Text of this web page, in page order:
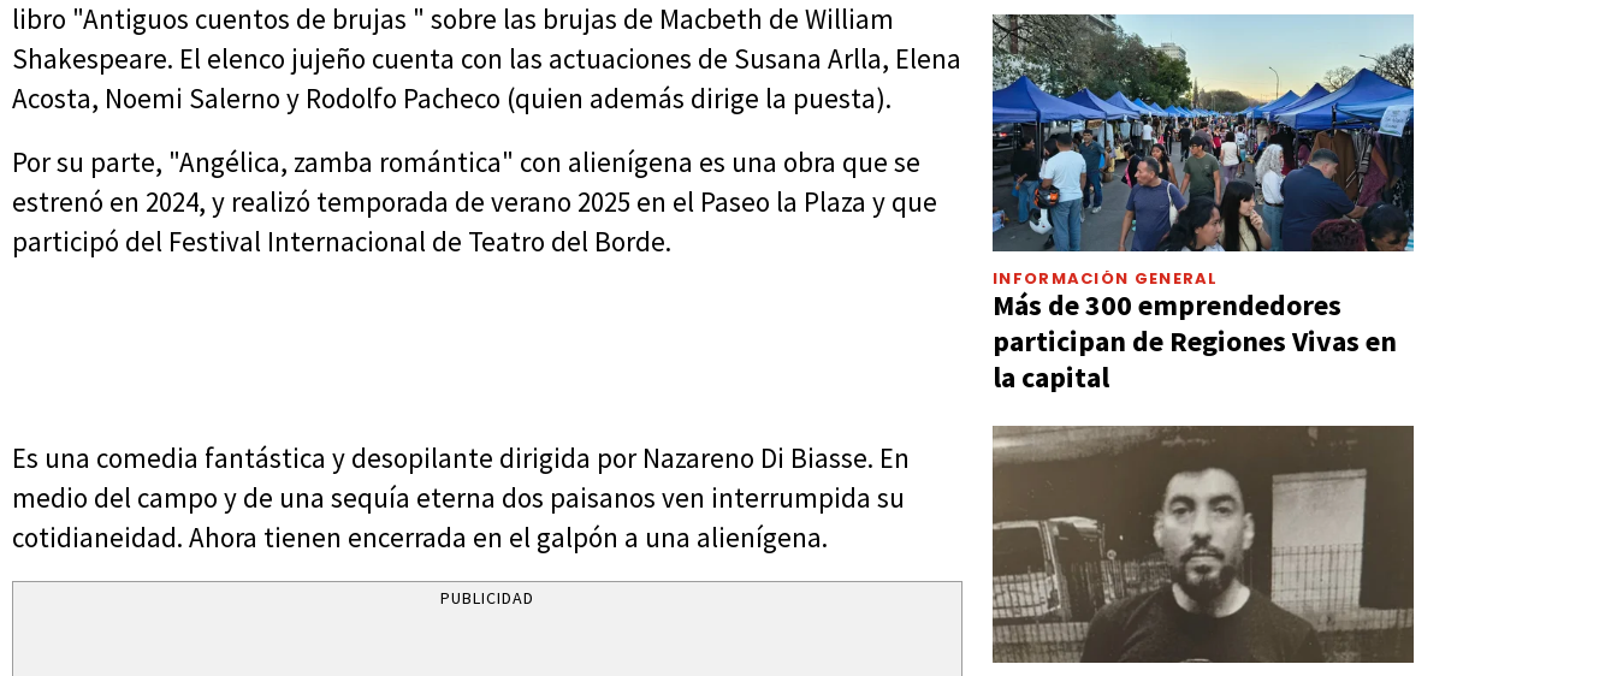
libro "Antiguos cuentos de brujas " sobre las brujas de Macbeth de William
Shakespeare. El elenco jujeño cuenta con las actuaciones de Susana Arlla, Elena
Acosta, Noemi Salerno y Rodolfo Pacheco (quien además dirige la puesta).
Por su parte, "Angélica, zamba romántica" con alienígena es una obra que se
estrenó en 2024, y realizó temporada de verano 2025 en el Paseo la Plaza y que
participó del Festival Internacional de Teatro del Borde.
Es una comedia fantástica y desopilante dirigida por Nazareno Di Biasse. En
medio del campo y de una sequía eterna dos paisanos ven interrumpida su
cotidianeidad. Ahora tienen encerrada en el galpón a una alienígena.
PUBLICIDAD
INFORMACIÓN GENERAL
Más de 300 emprendedores
participan de Regiones Vivas en
la capital